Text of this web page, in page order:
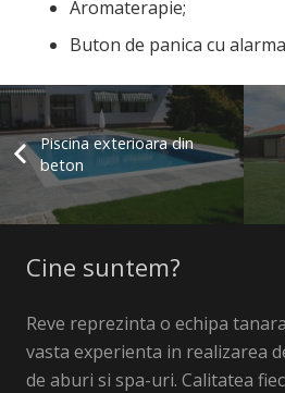
Aromaterapie;
Buton de panica cu
Piscina exterioara din
beton
Cine suntem?
Reve reprezinta o echipa
vasta experienta in realizarea
de aburi si spa-uri. Calitatea